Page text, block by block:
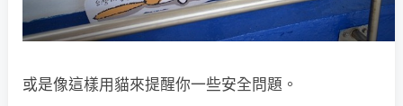
或是像這樣用貓來提醒你一些安全問題。